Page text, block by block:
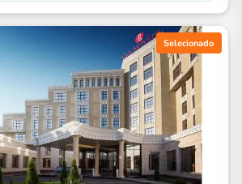
Selecionado